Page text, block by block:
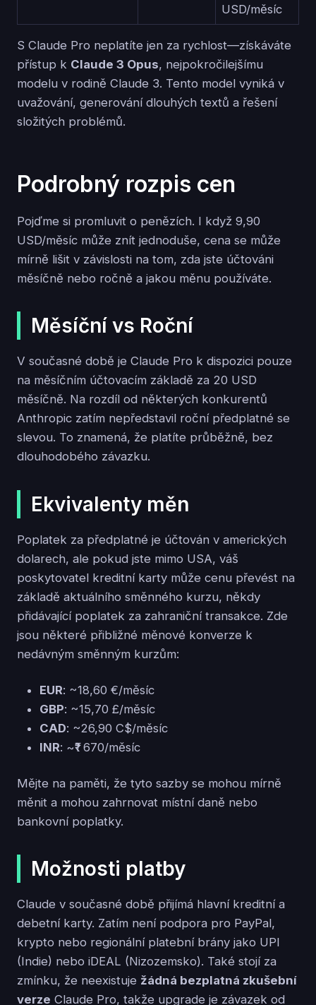
USD/měsíc
S Claude Pro neplatíte jen za rychlost—získáváte
přístup k Claude 3 Opus, nejpokročilejšímu
modelu v rodině Claude 3. Tento model vyniká v
uvažování, generování dlouhých textů a řešení
složitých problémů.
Podrobný rozpis cen
Pojďme si promluvit o penězích. I když 9,90
USD/měsíc může znít jednoduše, cena se může
mírně lišit v závislosti na tom, zda jste účtováni
měsíčně nebo ročně a jakou měnu používáte.
Měsíční vs Roční
V současné době je Claude Pro k dispozici pouze
na měsíčním účtovacím základě za 20 USD
měsíčně. Na rozdíl od některých konkurentů
Anthropic zatím nepředstavil roční předplatné se
slevou. To znamená, že platíte průběžně, bez
dlouhodobého závazku.
Ekvivalenty měn
Poplatek za předplatné je účtován v amerických
dolarech, ale pokud jste mimo USA, váš
poskytovatel kreditní karty může cenu převést na
základě aktuálního směnného kurzu, někdy
přidávající poplatek za zahraniční transakce. Zde
jsou některé přibližné měnové konverze k
nedávným směnným kurzům:
EUR: ~18,60 €/měsíc
GBP: ~15,70 £/měsíc
CAD: ~26,90 C$/měsíc
INR: ~₹1 670/měsíc
Mějte na paměti, že tyto sazby se mohou mírně
měnit a mohou zahrnovat místní daně nebo
bankovní poplatky.
Možnosti platby
Claude v současné době přijímá hlavní kreditní a
debetní karty. Zatím není podpora pro PayPal,
krypto nebo regionální platební brány jako UPI
(Indie) nebo iDEAL (Nizozemsko). Také stojí za
zmínku, že neexistuje žádná bezplatná zkušební
verze Claude Pro, takže upgrade je závazek od